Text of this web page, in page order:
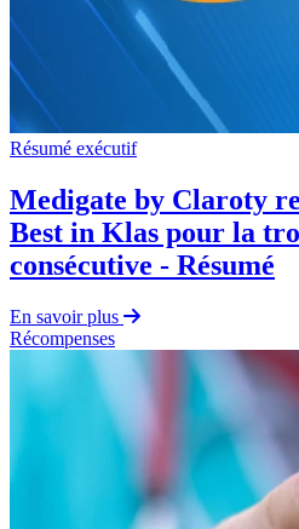
Résumé exécutif
Medigate by Claroty
Best in Klas pour la
consécutive - Résumé
En savoir plus
Récompenses